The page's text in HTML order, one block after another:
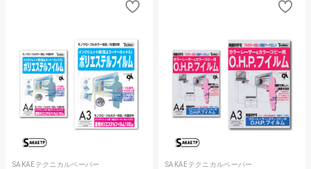
SAKAEテクニカルペーパー SAKAEテクニカルペーパー